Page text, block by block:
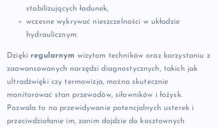
stabilizujących ładunek,
wczesne wykrywać nieszczelności w układzie
hydraulicznym.
Dzięki regularnym wizytom techników oraz korzystaniu z
zaawansowanych narzędzi diagnostycznych, takich jak
ultradźwięki czy termowizja, można skutecznie
monitorować stan przewodów, siłowników i łożysk.
Pozwala to na przewidywanie potencjalnych usterek i
przeciwdziałanie im, zanim dojdzie do kosztownych